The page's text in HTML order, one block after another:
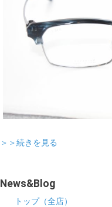
＞＞続きを見る
News&Blog
トップ（全店）